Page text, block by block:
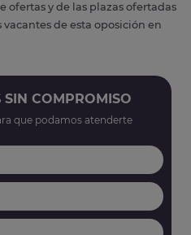
ofertas y de las plazas ofertadas
de esta oposición en
SIN COMPROMISO
que podamos atenderte